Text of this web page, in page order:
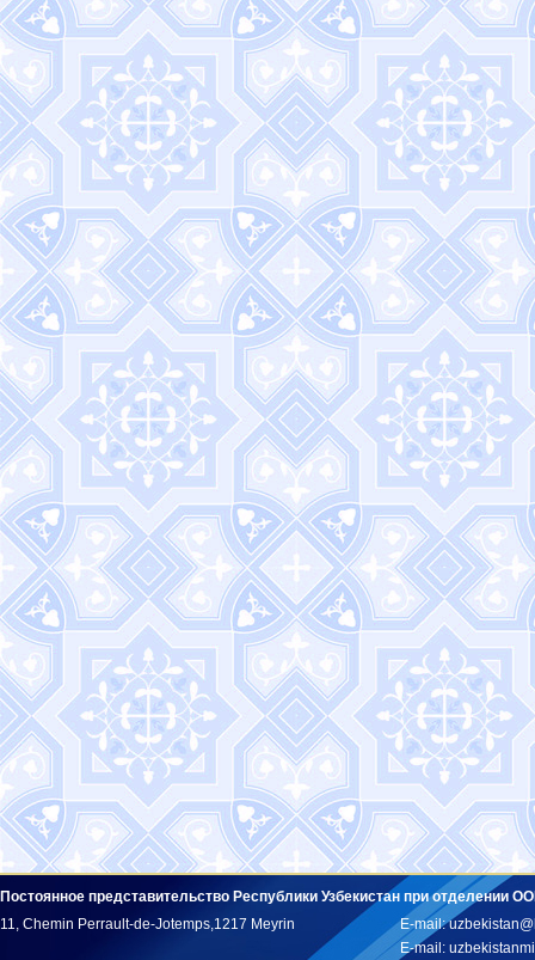
Постоянное представительство Республики Узбекистан при отделении
11, Chemin Perrault-de-Jotemps,1217 Meyrin
E-mail:
E-mail: